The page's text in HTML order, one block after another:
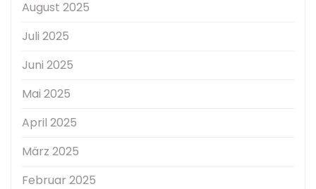
August 2025
Juli 2025
Juni 2025
Mai 2025
April 2025
März 2025
Februar 2025